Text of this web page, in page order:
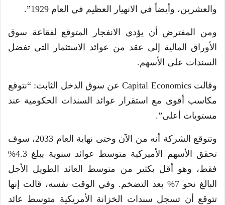
والعشرين، وأيضاً في الانهيار العظيم في العام 1929”.
ومن المفترض أن يؤدي الانفجار المتوقع لفقاعة سوق
الأوراق المالية إلى عقد من عوائد الاستثمار التي تفضل
السندات على الأسهم.
وقالت Capital Economics عن سوق الدخل الثابت: “نتوقع
مكاسب أقوى مع استقرار عوائد السندات الحكومية عند
مستويات أعلى”.
وتتوقع الشركة أنه من الآن وحتى نهاية العام 2033، سوف
تحقق الأسهم الأميركية متوسط ​​عوائد سنوية يبلغ 4.3%
فقط، وهو أقل بكثير من متوسط ​​العائد الطويل الأجل
البالغ نحو 7% بعد التضخم. وفي الوقت نفسه، قالت إنها
تتوقع أن تسجل سندات الخزانة الأمريكية متوسط عائد